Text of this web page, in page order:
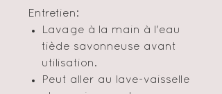
Entretien:
Lavage à la main à l'eau
tiède savonneuse avant
utilisation.
Peut aller au lave-vaisselle